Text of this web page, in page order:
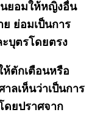
นยอมให้หญิงอื่น
ย่อมเป็นการ
บุตรโดยตรง
ห้ตักเตือนหรือ
ลเห็นว่าเป็นการ
ดยปราศจาก